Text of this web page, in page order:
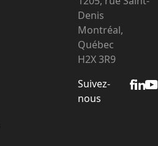
Denis
Montréal,
Québec
H2X 3R9
Suivez-
nous